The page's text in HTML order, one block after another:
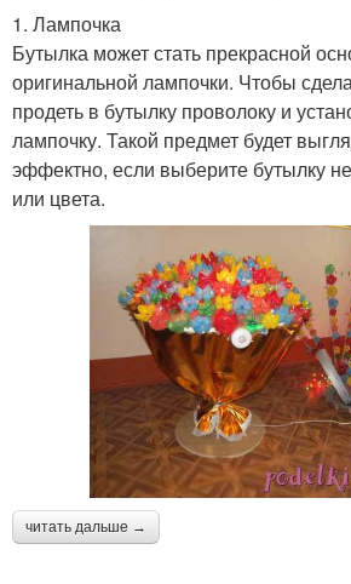
1. Лампочка
Бутылка может стать прекрасной
оригинальной лампочки. Чтобы
продеть в бутылку проволоку и
лампочку. Такой предмет будет
эффектно, если выберите бутылку
или цвета.
читать дальше →